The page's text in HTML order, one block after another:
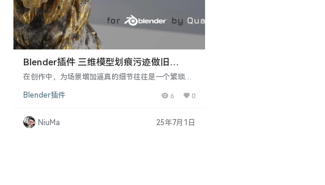
Blender插件 三维模型划痕污迹做旧
Smart Weathering v2.1.0
在创作中，为场景增加逼真的细节往往是一个繁琐而
您可以在Blender场景中轻松为已完成的着色器添加
这是一款直观、紧凑、功能强大且多才多艺的解决方
案，内置了最常见的风化效果，让您可以更专注于项
Blender插件 6 0
NiuMa 25年7月1日